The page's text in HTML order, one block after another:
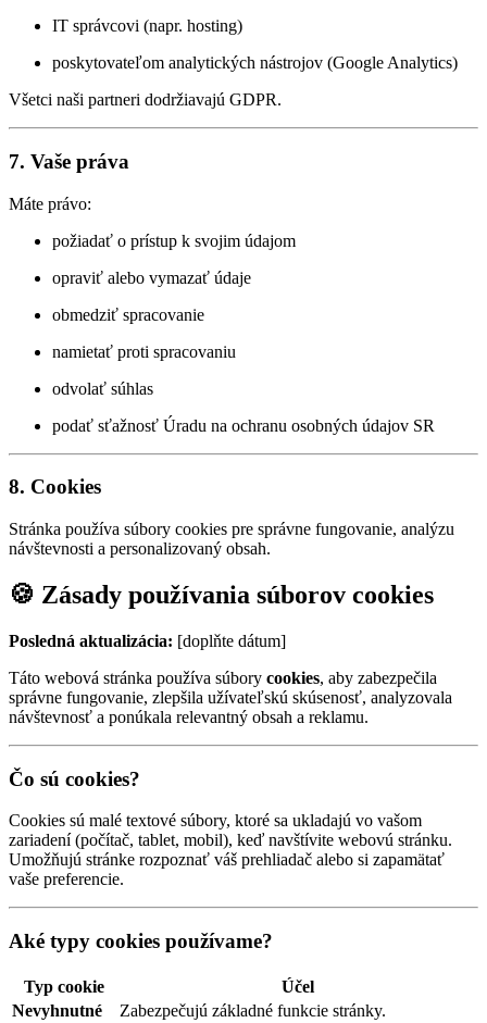
IT správcovi (napr. hosting)
poskytovateľom analytických nástrojov (Google Analytics)
Všetci naši partneri dodržiavajú GDPR.
7. Vaše práva
Máte právo:
požiadať o prístup k svojim údajom
opraviť alebo vymazať údaje
obmedziť spracovanie
namietať proti spracovaniu
odvolať súhlas
podať sťažnosť Úradu na ochranu osobných údajov SR
8. Cookies
Stránka používa súbory cookies pre správne fungovanie, analýzu
návštevnosti a personalizovaný obsah.
🍪 Zásady používania súborov cookies
Posledná aktualizácia: [doplňte dátum]
Táto webová stránka používa súbory cookies, aby zabezpečila
správne fungovanie, zlepšila užívateľskú skúsenosť, analyzovala
návštevnosť a ponúkala relevantný obsah a reklamu.
Čo sú cookies?
Cookies sú malé textové súbory, ktoré sa ukladajú vo vašom
zariadení (počítač, tablet, mobil), keď navštívite webovú stránku.
Umožňujú stránke rozpoznať váš prehliadač alebo si zapamätať
vaše preferencie.
Aké typy cookies používame?
Typ cookie
Účel
Nevyhnutné
Zabezpečujú základné funkcie stránky.